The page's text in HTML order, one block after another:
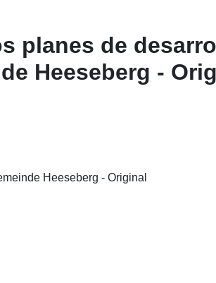
planes de
Heeseberg -
Heeseberg - Original